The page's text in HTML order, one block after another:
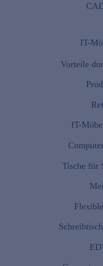
IT-
Vorteile
IT-
Tische für